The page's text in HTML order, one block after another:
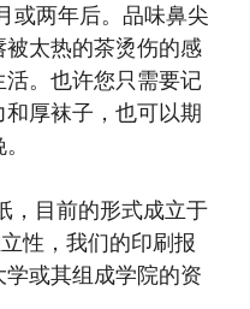
或两年后。品味鼻尖
太热的茶烫伤的感
。也许您只需要记
厚袜子，也可以期
，目前的形式成立于
性，我们的印刷报
或其组成学院的资